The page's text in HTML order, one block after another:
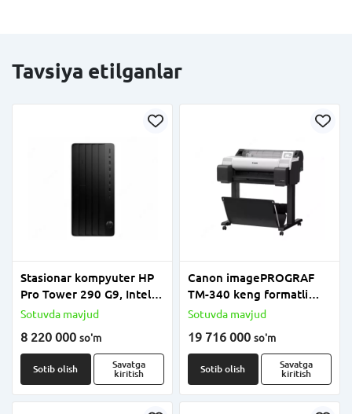
Tavsiya etilganlar
Stasionar kompyuter HP
Pro Tower 290 G9, Intel
Core i5-14400, 16GB
RW, OT yo‘q (DOS),
klaviatura va sichqoncha
bilan
Sotuvda mavjud
8 220 000 so'm
Sotib olish
Savatga
kiritish
Canon imagePROGRAF
TM-340 keng formatli
printer
Sotuvda mavjud
19 716 000 so'm
Sotib olish
Savatga
kiritish